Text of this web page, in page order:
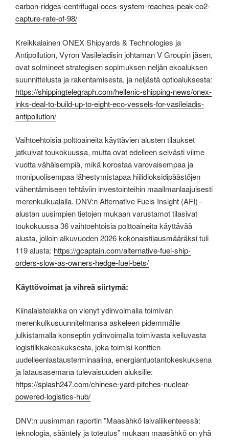
carbon-ridges-centrifugal-occs-system-reaches-peak-co2-
capture-rate-of-98/
Kreikkalainen ONEX Shipyards & Technologies ja
Antipollution, Vyron Vasileiadisin johtaman V Groupin jäsen,
ovat solmineet strategisen sopimuksen neljän ekoaluksen
suunnittelusta ja rakentamisesta, ja neljästä optioaluksesta:
https://shippingtelegraph.com/hellenic-shipping-news/onex-
inks-deal-to-build-up-to-eight-eco-vessels-for-vasileiadis-
antipollution/
Vaihtoehtoisia polttoaineita käyttävien alusten tilaukset
jatkuivat toukokuussa, mutta ovat edelleen selvästi viime
vuotta vähäisempiä, mikä korostaa varovaisempaa ja
monipuolisempaa lähestymistapaa hiilidioksidipäästöjen
vähentämiseen tehtäviin investointeihin maailmanlaajuisesti
merenkulkualalla. DNV:n Alternative Fuels Insight (AFI) -
alustan uusimpien tietojen mukaan varustamot tilasivat
toukokuussa 36 vaihtoehtoisia polttoaineita käyttävää
alusta, jolloin alkuvuoden 2026 kokonaistilausmääräksi tuli
119 alusta: https://gcaptain.com/alternative-fuel-ship-
orders-slow-as-owners-hedge-fuel-bets/
Käyttövoimat ja vihreä siirtymä:
Kiinalaistelakka on vienyt ydinvoimalla toimivan
merenkulkusuunnitelmansa askeleen pidemmälle
julkistamalla konseptin ydinvoimalla toimivasta kelluvasta
logistiikkakeskuksesta, joka toimisi konttien
uudelleenlastausterminaalina, energiantuotantokeskuksena
ja latausasemana tulevaisuuden aluksille:
https://splash247.com/chinese-yard-pitches-nuclear-
powered-logistics-hub/
DNV:n uusimman raportin ”Maasähkö laivaliikenteessä:
teknologia, sääntely ja toteutus” mukaan maasähkö on yhä